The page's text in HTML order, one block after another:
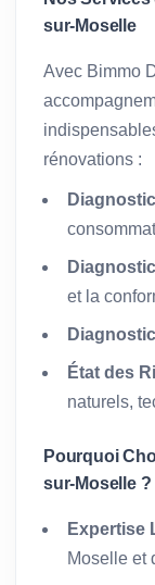
sur-Moselle
Avec Bimmo
rénovations :
et la
État des
naturels,
Pourquoi
sur-Moselle ?
Expertise
Moselle et